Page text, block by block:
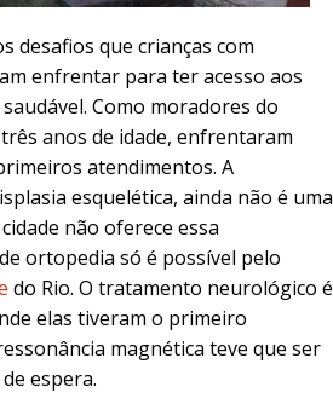
desafios que crianças com
enfrentar para ter acesso aos
Como moradores do
anos de idade, enfrentaram
atendimentos. A
esquelética, ainda não é uma
não oferece essa
ortopedia só é possível pelo
do Rio. O tratamento neurológico é
elas tiveram o primeiro
magnética teve que ser
espera.